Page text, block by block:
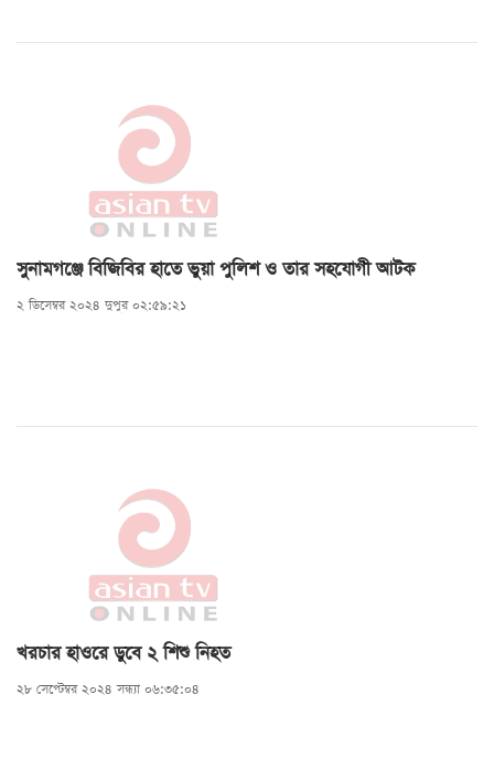
সুনামগঞ্জে বিজিবির হাতে ভুয়া পুলিশ ও তার সহযোগী আটক
২ ডিসেম্বর ২০২৪ দুপুর ০২:৫৯:২১
খরচার হাওরে ডুবে ২ শিশু নিহত
২৮ সেপ্টেম্বর ২০২৪ সন্ধ্যা ০৬:৩৫:০৪